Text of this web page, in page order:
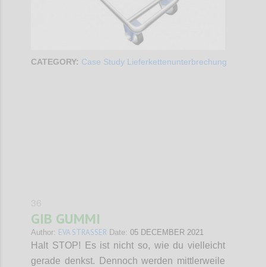
CATEGORY: Case Study Lieferkettenunterbrechung
GIB GUMMI
Author: EVA STRASSER Date: 05 DECEMBER 2021
Halt STOP! Es ist nicht so, wie du vielleicht
gerade denkst. Dennoch werden mittlerweile